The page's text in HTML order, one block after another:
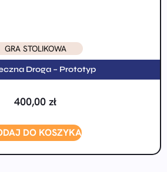
GRA STOLIKOWA
Droga – Prototyp
400,00 zł
DO KOSZYKA